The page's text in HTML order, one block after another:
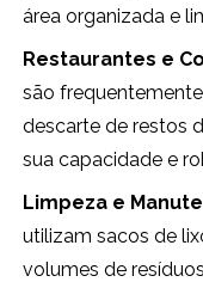
área organizada e
Restaurantes e
são
descarte de restos
sua capacidade e
Limpeza e
utilizam sacos de
volumes de